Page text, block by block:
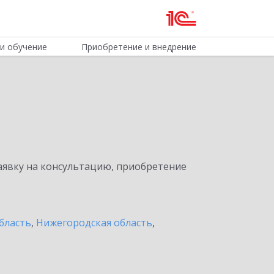
обучение Приобретение и внедрение
на консультацию, приобретение
, Нижегородская область,